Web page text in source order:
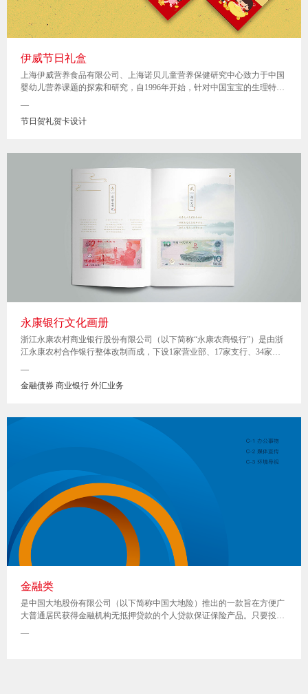
伊威节日礼盒
上海伊威营养食品有限公司、上海诺贝儿童营养保健研究中心致力于中国
婴幼儿营养课题的探索和研究，自1996年开始，针对中国宝宝的生理特点
—
节日贺礼贺卡设计
永康银行文化画册
浙江永康农村商业银行股份有限公司（以下简称“永康农商银行”）是由浙
江永康农村合作银行整体改制而成，下设1家营业部、17家支行、34家分
—
金融债券 商业银行 外汇业务
金融类
是中国大地股份有限公司（以下简称中国大地险）推出的一款旨在方便广
大普通居民获得金融机构无抵押贷款的个人贷款保证保险产品。只要投保
—